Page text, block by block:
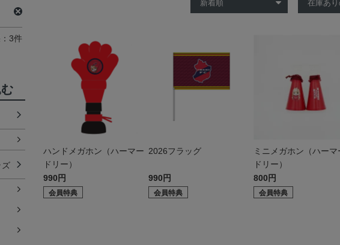
ハンドメガホン（ハーマー
ドリー）
990円
会員特典
2026フラッグ
990円
会員特典
ミニメガホン（ハーマ
ドリー）
800円
会員特典
3件
ズ